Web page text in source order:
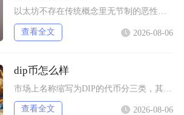
以太坊不存在传统概念里无节制的恶性超发，仅会在链上活跃度低迷阶段出现温和的小幅净增发，网络
查看全文 2026-08-06
dip币怎么样
查看全文 2026-08-06